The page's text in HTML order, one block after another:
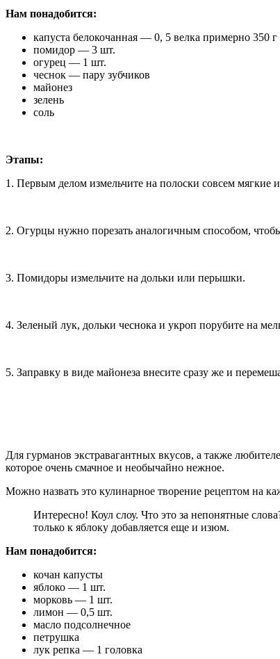
Нам понадобится:
капуста белокочанная — 0, 5 велка примерно 350 г
помидор — 3 шт.
огурец — 1 шт.
чеснок — пару зубчиков
майонез
зелень
соль
Этапы:
1. Первым делом измельчите на полоски совсем мягкие
2. Огурцы нужно порезать аналогичным способом,
3. Помидоры измельчите на дольки или перышки.
4. Зеленый лук, дольки чеснока и укроп порубите на
5. Заправку в виде майонеза внесите сразу же и
Для гурманов экстравагантных вкусов, а также
которое очень смачное и необычайно нежное.
Можно назвать это кулинарное творение рецептом на
Интересно! Коул слоу. Что это за непонятные
только к яблоку добавляется еще и изюм.
Нам понадобится:
кочан капусты
яблоко — 1 шт.
морковь — 1 шт.
лимон — 0,5 шт.
масло подсолнечное
петрушка
лук репка — 1 головка